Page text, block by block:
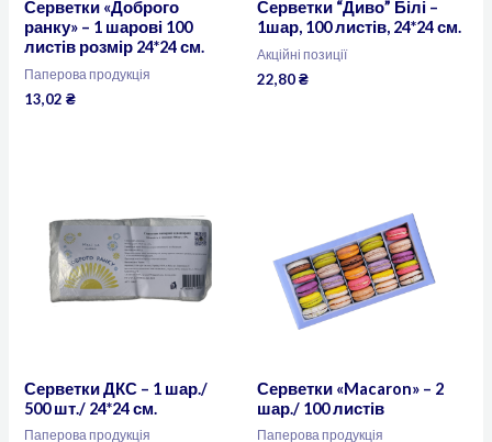
Серветки «Доброго
ранку» – 1 шарові 100
листів розмір 24*24 см.
Паперова продукція
13,02₴
Серветки “Диво” Білі –
1шар, 100 листів, 24*24 см.
Акційні позиції
22,80₴
Серветки ДКС – 1 шар./
500 шт./ 24*24 см.
Паперова продукція
Серветки «Macaron» – 2
шар./ 100 листів
Паперова продукція